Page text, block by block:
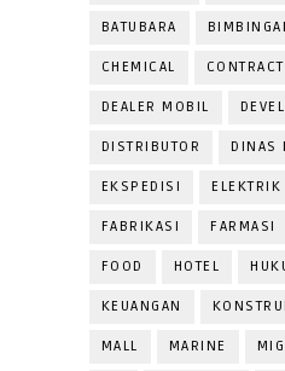
BATUBARA
CHEMICAL
DEALER MOBIL
DISTRIBUTOR DINAS
EKSPEDISI ELEKTRIK
FABRIKASI FARMASI
FOOD HOTEL
KEUANGAN
MALL MARINE